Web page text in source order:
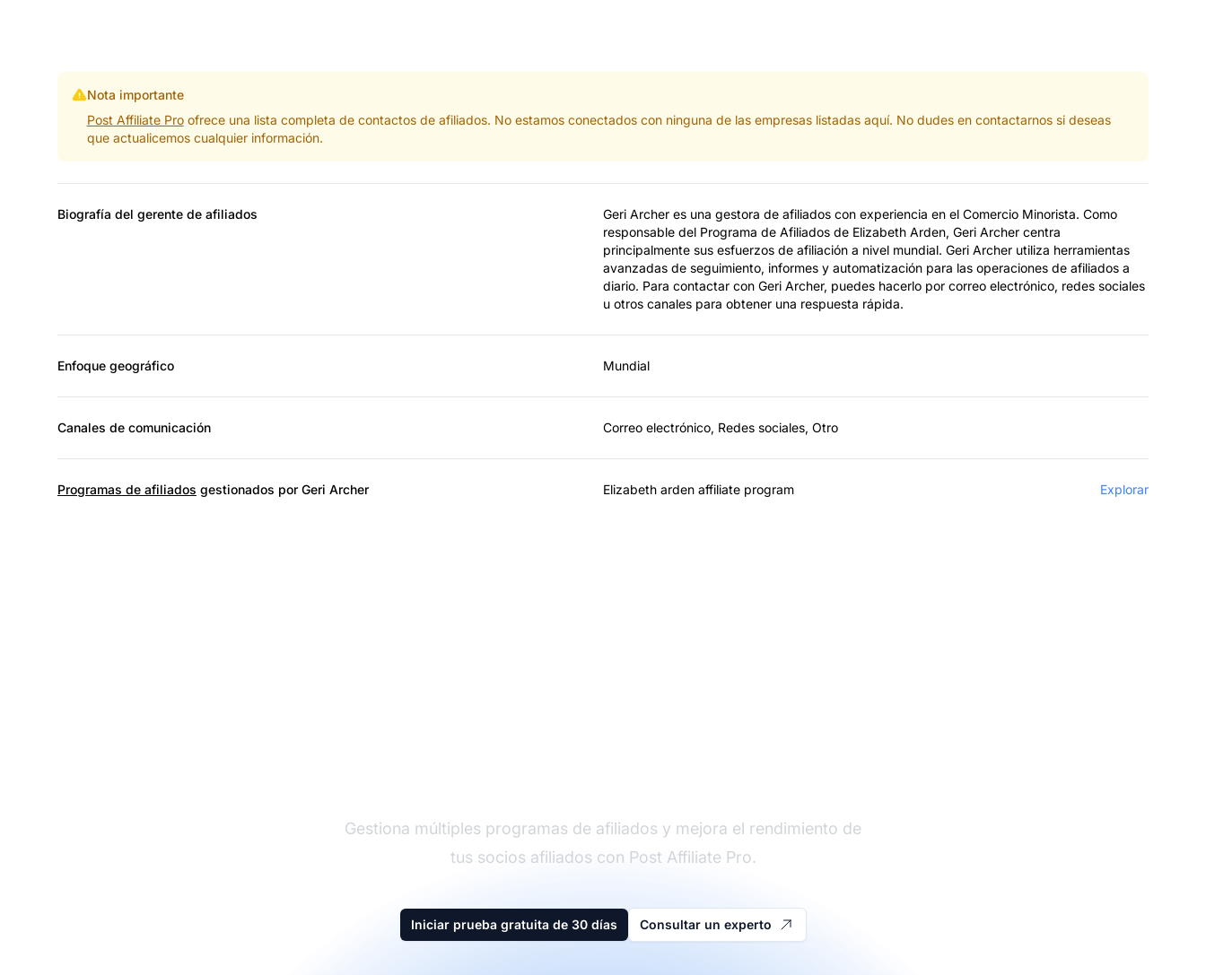
Nota importante
Post Affiliate Proofrece una lista completa de contactos de afiliados. No estamos conectados con ninguna de las empresas listadas aquí. No dudes en contactarnos si deseas
que actualicemos cualquier información.
Biografía del gerente de afiliados
Geri Archer es una gestora de afiliados con experiencia en el Comercio Minorista. Como
responsable del Programa de Afiliados de Elizabeth Arden, Geri Archer centra
principalmente sus esfuerzos de afiliación a nivel mundial. Geri Archer utiliza herramientas
avanzadas de seguimiento, informes y automatización para las operaciones de afiliados a
diario. Para contactar con Geri Archer, puedes hacerlo por correo electrónico, redes sociales
u otros canales para obtener una respuesta rápida.
Enfoque geográfico Mundial
Canales de comunicación Correo electrónico, Redes sociales, Otro
Programas de afiliados gestionados por Geri Archer Elizabeth arden affiliate program Explorar
Gestiona múltiples programas de afiliados y mejora el rendimiento de
tus socios afiliados con Post Affiliate Pro.
Iniciar prueba gratuita de 30 días Consultar un experto